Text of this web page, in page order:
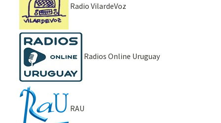
Radio VilardeVoz
Radios Online Uruguay
RAU